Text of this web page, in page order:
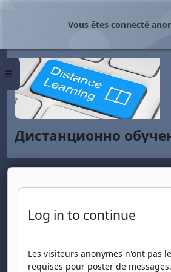
Panneau latéral
Vous êtes connecté
Дистанционно
Log in to continue
Les visiteurs anonymes n'ont pas
requises pour poster de messages.